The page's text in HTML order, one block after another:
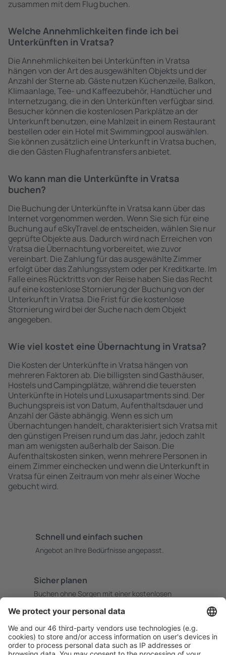
zusammen mit dem Flug buchen.
Welche Annehmlichkeiten finde ich bei
Unterkünften in Vratsa?
Die Annehmlichkeiten bei Unterkünften in Vratsa
hängen von der Art des ausgewählten Objekts und der
Anzahl der Sterne ab. Gäste nutzen Küchenzeile, Balkon,
Klimaanlage, Tee- und Kaffeezubehör, Handtücher und
Internetzugang, die in den Unterkünften verfügbar sind.
Besucher können die kostenlosen Parkplätze an der
Unterkunft benutzen, eine Mahlzeit in einem Restaurant
bestellen oder ein Hotel mit Swimmingpool auswählen.
Sie können zusätzlich eine Unterkunft in Vratsa buchen,
die den Gästen Flughafentransfers anbietet.
Wo kann man die Unterkünfte in Vratsa
buchen?
Die Buchung der Unterkünfte in Vratsa kann über das
Internet vorgenommen werden. Wenn Sie sich für eine
Buchung auf eSkyTravel.de entscheiden, wählen Sie nur
geprüfte Objekte aus. Dadurch wird nach Erreichen von
Vratsa die Übernachtung vorbereitet, wie zuvor
vereinbart. Die Zahlung für das ausgewählte Zimmer
erfolgt über das Zahlungssystem oder per Kreditkarte. Im
Falle eines Rücktritts von der Reise haben Sie das Recht
auf eine kostenlose Stornierung der Buchung von der
Unterkunft in Vratsa. Die Frist für die kostenlose
Stornierung wird bei der Suche nach dem Objekt
angegeben.
Wie viel kostet eine Übernachtung in Vratsa?
Die Kosten der Unterkünfte in Vratsa hängen von
mehreren Faktoren ab. Die billigsten sind Gasthäuser,
Hostels und Campingplätze, während die teuersten
Unterkünfte in Hotels und Luxusapartments sind. Der
Buchungspreis ist von Datum, Aufenthaltsdauer und
Anzahl der Gäste abhängig. Wenn es sich um
Übernachtungen handelt, charakterisiert sich Vratsa mit
den günstigen Preisen rund um das Jahr, jedoch zahlt
man am wenigsten außerhalb der Saison. Die
Aufenthaltskosten sinken, wenn mehrere Personen in
einem Zimmer einchecken und wenn die Unterkunft in
Vratsa für einen Zeitraum von mehr als einer Woche
gebucht wird.
Schnell und einfach suchen
Angebot an Ihre Bedürfnisse angepasst.
Sicher planen
Buchen ohne Sorgen mit einer kostenlosen
Mehr sparen
Attraktive Preise und Spezialangebote für eingeloggte
Benutzer.